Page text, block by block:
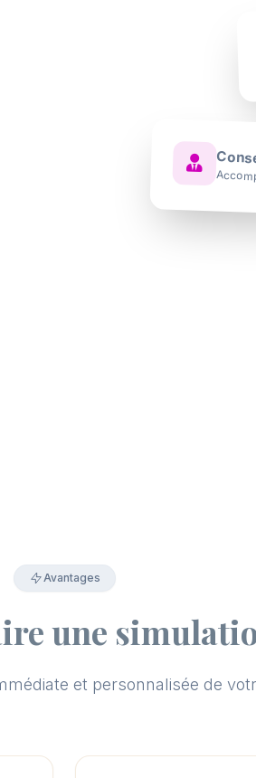
Avantages
une
et personnalisée de